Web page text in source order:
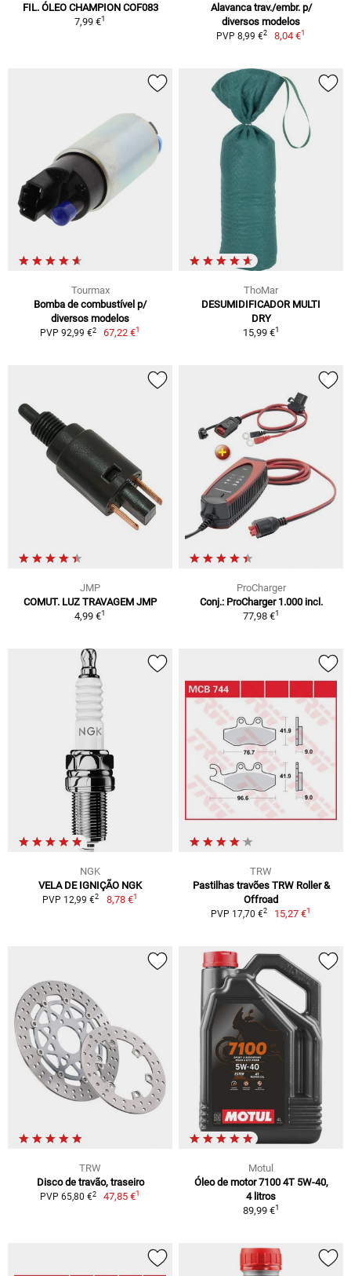
FIL. ÓLEO CHAMPION COF083
7,99 €1
Alavanca trav./embr. p/
diversos modelos
PVP 8,99 €2 8,04 €1
Tourmax
Bomba de combustível p/
diversos modelos
PVP 92,99 €2 67,22 €1
ThoMar
DESUMIDIFICADOR MULTI
DRY
15,99 €1
JMP
COMUT. LUZ TRAVAGEM JMP
4,99 €1
ProCharger
Conj.: ProCharger 1.000 incl.
77,98 €1
NGK
VELA DE IGNIÇÃO NGK
PVP 12,99 €2 8,78 €1
TRW
Pastilhas travões TRW Roller &
Offroad
PVP 17,70 €2 15,27 €1
TRW
Disco de travão, traseiro
PVP 65,80 €2 47,85 €1
Motul
Óleo de motor 7100 4T 5W-40,
4 litros
89,99 €1